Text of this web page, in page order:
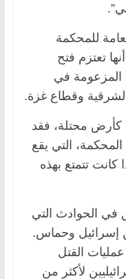
للمحكمة
تعتزم فتح
في
وقطاع غزة.
محتلة، فقد
التي يقع
كانت تتمتع بهذه
في الحوادث التي
حرب غزة 2014 بين إسرائيل وحماس.
القتل
لأكثر من